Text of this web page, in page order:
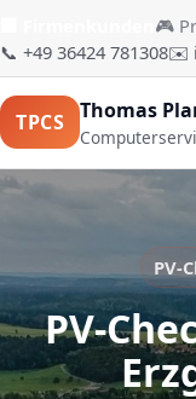
🎮
📞 +49 36424 781308✉️
TPCS Thomas
PV-
PV-